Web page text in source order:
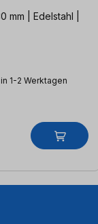
mm | Edelstahl |
1-2 Werktagen